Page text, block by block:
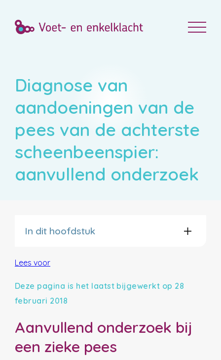
Diagnose van
aandoeningen van de
pees van de achterste
scheenbeenspier:
aanvullend onderzoek
In dit hoofdstuk
Lees voor
Deze pagina is het laatst bijgewerkt op 28
februari 2018
Aanvullend onderzoek bij
een zieke pees